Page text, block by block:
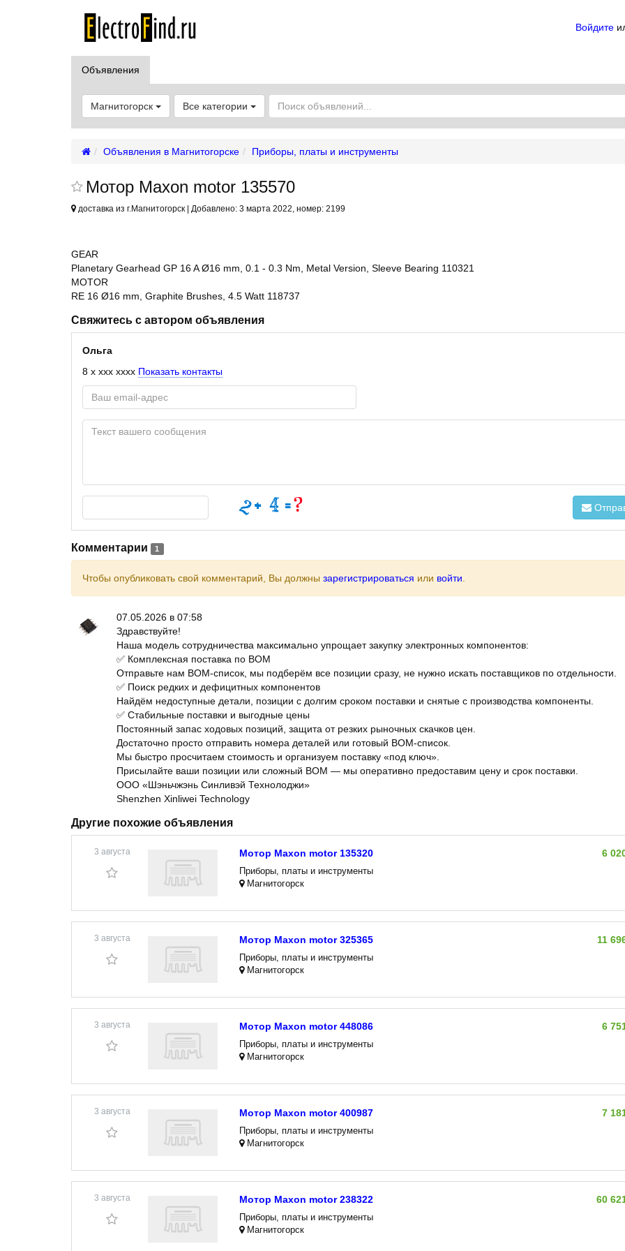
Войдите
Объявления
Магнитогорск Все категории
Объявления в Магнитогорске Приборы, платы и инструменты
Мотор Maxon motor 135570
доставка из г.Магнитогорск | Добавлено: 3 марта 2022, номер: 2199
GEAR
Planetary Gearhead GP 16 A Ø16 mm, 0.1 - 0.3 Nm, Metal Version, Sleeve Bearing 110321
MOTOR
RE 16 Ø16 mm, Graphite Brushes, 4.5 Watt 118737
Свяжитесь с автором объявления
Ольга
8 x xxx xxxx Показать контакты
Комментарии 1
Чтобы опубликовать свой комментарий, Вы должны зарегистрироваться или войти
07.05.2026 в 07:58
Здравствуйте!
Наша модель сотрудничества максимально упрощает закупку электронных компонентов:
✅ Комплексная поставка по BOM
Отправьте нам BOM-список, мы подберём все позиции сразу, не нужно искать поставщиков по отдельности.
✅ Поиск редких и дефицитных компонентов
Найдём недоступные детали, позиции с долгим сроком поставки и снятые с производства компоненты.
✅ Стабильные поставки и выгодные цены
Постоянный запас ходовых позиций, защита от резких рыночных скачков цен.
Достаточно просто отправить номера деталей или готовый BOM‑список.
Мы быстро просчитаем стоимость и организуем поставку «под ключ».
Присылайте ваши позиции или сложный BOM — мы оперативно предоставим цену и срок поставки.
ООО «Шэньчжэнь Синливэй Технолоджи»
Shenzhen Xinliwei Technology
Другие похожие объявления
3 августа Мотор Maxon motor 135320
Приборы, платы и инструменты
Магнитогорск
6
3 августа Мотор Maxon motor 325365
Приборы, платы и инструменты
Магнитогорск
11
3 августа Мотор Maxon motor 448086
Приборы, платы и инструменты
Магнитогорск
6
3 августа Мотор Maxon motor 400987
Приборы, платы и инструменты
Магнитогорск
7
3 августа Мотор Maxon motor 238322
Приборы, платы и инструменты
Магнитогорск
60